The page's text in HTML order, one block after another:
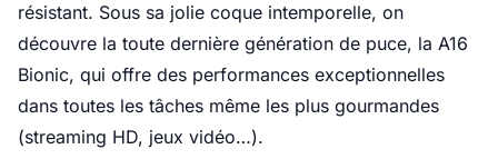
résistant. Sous sa jolie coque intemporelle, on
découvre la toute dernière génération de puce, la A16
Bionic, qui offre des performances exceptionnelles
dans toutes les tâches même les plus gourmandes
(streaming HD, jeux vidéo…).